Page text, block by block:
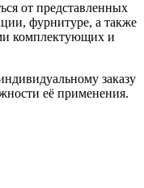
от представленных
фурнитуре, а также
комплектующих и
заказу
её применения.